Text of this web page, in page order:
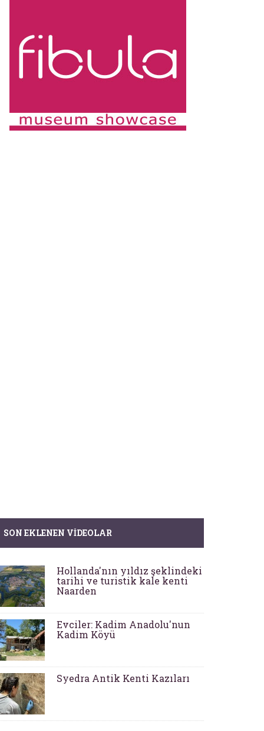
SON EKLENEN VIDEOLAR
Hollanda'nın yıldız şeklindeki
tarihi ve turistik kale kenti
Naarden
Evciler: Kadim Anadolu'nun
Kadim Köyü
Syedra Antik Kenti Kazıları